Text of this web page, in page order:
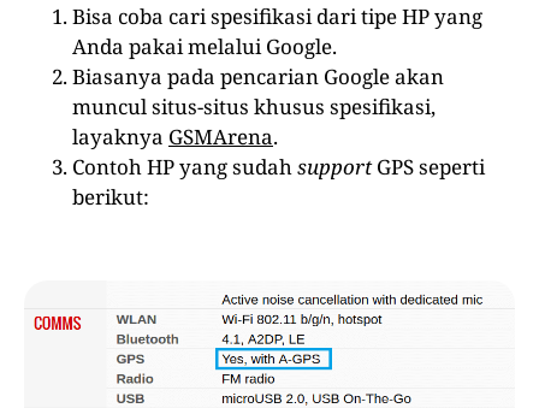
Bisa coba cari spesifikasi dari tipe HP yang
Anda pakai melalui Google.
Biasanya pada pencarian Google akan
muncul situs-situs khusus spesifikasi,
layaknya GSMArena.
Contoh HP yang sudah supportGPS seperti
berikut: